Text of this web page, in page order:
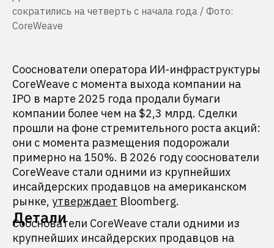
сократились на четверть с начала года / Фото:
CoreWeave
Сооснователи оператора ИИ-инфраструктуры
CoreWeave с момента выхода компании на
IPO в марте 2025 года продали бумаги
компании более чем на $2,3 млрд. Сделки
прошли на фоне стремительного роста акций:
они с момента размещения подорожали
примерно на 150%. В 2026 году сооснователи
CoreWeave стали одними из крупнейших
инсайдерских продавцов на американском
рынке, утверждает Bloomberg.
Детали
Сооснователи CoreWeave стали одними из
крупнейших инсайдерских продавцов на